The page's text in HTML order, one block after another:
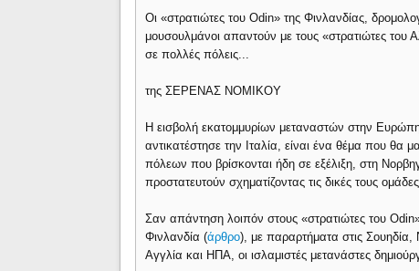
Οι «στρατιώτες του Odin» της Φινλανδίας,
μουσουλμάνοι απαντούν με τους «στρατιώτες του
σε πολλές πόλεις...
της ΣΕΡΕΝΑΣ ΝΟΜΙΚΟΥ
Η εισβολή εκατομμυρίων μεταναστών στην
αντικατέστησε την Ιταλία, είναι ένα θέμα που
πόλεων που βρίσκονται ήδη σε εξέλιξη, στη
προστατευτούν σχηματίζοντας τις δικές τους
Σαν απάντηση λοιπόν στους «στρατιώτες του
Φινλανδία (άρθρο), με παραρτήματα στις
Αγγλία και ΗΠΑ, οι ισλαμιστές μετανάστες